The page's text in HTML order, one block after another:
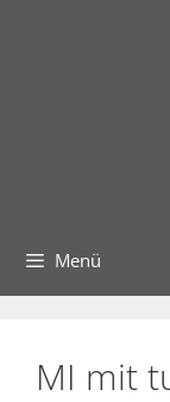
Menü
MI mit